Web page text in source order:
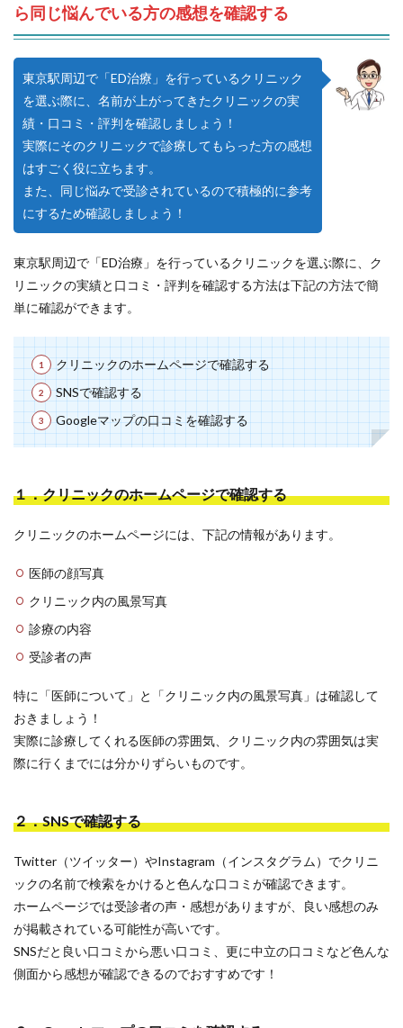
ら同じ悩んでいる方の感想を確認する
東京駅周辺で「ED治療」を行っているクリニック
を選ぶ際に、名前が上がってきたクリニックの実
績・口コミ・評判を確認しましょう！
実際にそのクリニックで診療してもらった方の感想
はすごく役に立ちます。
また、同じ悩みで受診されているので積極的に参考
にするため確認しましょう！
東京駅周辺で「ED治療」を行っているクリニックを選ぶ際に、ク
リニックの実績と口コミ・評判を確認する方法は下記の方法で簡
単に確認ができます。
クリニックのホームページで確認する
SNSで確認する
Googleマップの口コミを確認する
１．クリニックのホームページで確認する
クリニックのホームページには、下記の情報があります。
医師の顔写真
クリニック内の風景写真
診療の内容
受診者の声
特に「医師について」と「クリニック内の風景写真」は確認して
おきましょう！
実際に診療してくれる医師の雰囲気、クリニック内の雰囲気は実
際に行くまでには分かりずらいものです。
２．SNSで確認する
Twitter（ツイッター）やInstagram（インスタグラム）でクリニ
ックの名前で検索をかけると色んな口コミが確認できます。
ホームページでは受診者の声・感想がありますが、良い感想のみ
が掲載されている可能性が高いです。
SNSだと良い口コミから悪い口コミ、更に中立の口コミなど色んな
側面から感想が確認できるのでおすすめです！